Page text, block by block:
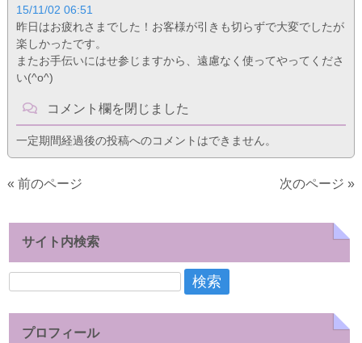
15/11/02 06:51
昨日はお疲れさまでした！お客様が引きも切らずで大変でしたが
楽しかったです。
またお手伝いにはせ参じますから、遠慮なく使ってやってくださ
い(^o^)
コメント欄を閉じました
一定期間経過後の投稿へのコメントはできません。
« 前のページ 次のページ »
サイト内検索
検
プロフィール